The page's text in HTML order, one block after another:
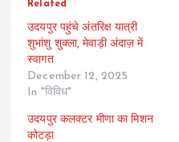
Related
उदयपुर पहुंचे अंतरिक्ष यात्री
शुभांशु शुक्ला, मेवाड़ी अंदाज़ में
स्वागत
December 12, 2025
In "विविध"
उदयपुर कलक्टर मीणा का मिशन
कोटड़ा